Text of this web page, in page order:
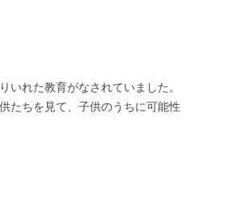
いれた教育がなされていました。
たちを見て、子供のうちに可能性